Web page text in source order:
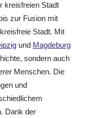
kreisfreien Stadt
zur Fusion mit
Stadt. Mit
und Magdeburg
sondern auch
Menschen. Die
und
Dank der